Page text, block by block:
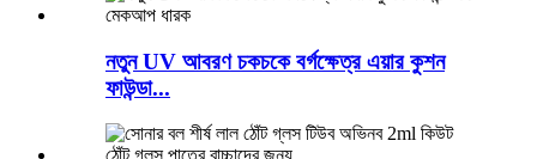
নতুন UV আবরণ চকচকে বর্গক্ষেত্র এয়ার কুশন
ফাউন্ডা...